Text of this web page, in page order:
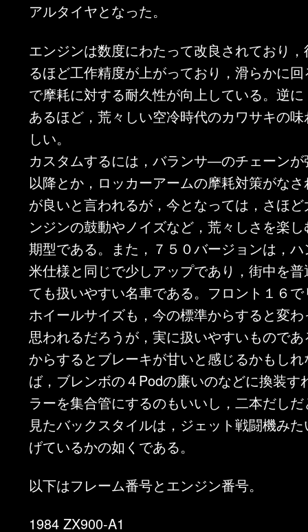
アルタイヤとなった。
エンジンは数度にわたって改良されており
るほど工作精度が上がっており，滑らかに
で摩耗に対する耐久性が向上している。逆
あるほど，荒々しい空冷時代のカワサキの
しい。
カスタムするには，バランサ―のチェーン
以降とか，ロッカーアームの摩耗対策がな
が良いと言われるが，今となっては，さほ
ンジンの鼓動やノイズなど，荒々しさを楽
期型である。また，７５０バージョンは，
米仕様と同じで少しアップであり，街中を
ても扱いやすい名車である。フロント１６
ホイールサイズも，今の標準からすると変
思われるだろうが，実に扱いやすいもので
からするとブレーキが甘いと感じるかもし
ば，ブレンボの４Podの廉いのなどに換装す
ラーを集合管にするのもいいし，二本だし
見たバックスタイルは，ジェット戦闘機み
げているかの如くである。
以下はフレーム番号とエンジン番号。
1984 ZX900-A1